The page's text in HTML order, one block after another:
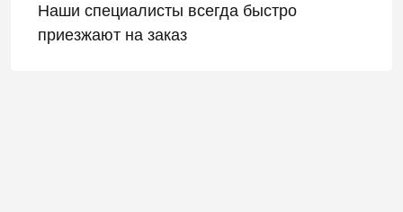
Наши специалисты всегда быстро
приезжают на заказ